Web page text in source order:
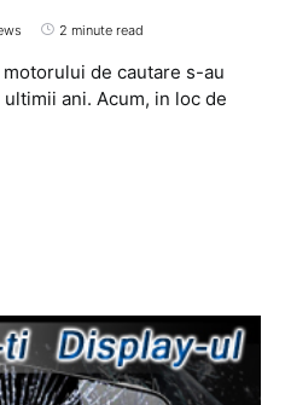
2 minute read
de cautare s-au
ani. Acum, in loc de